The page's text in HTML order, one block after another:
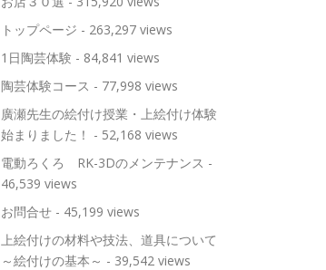
トップページ - 263,297 views
1日陶芸体験 - 84,841 views
陶芸体験コース - 77,998 views
廣瀬先生の絵付け授業・上絵付け体験
始まりました！ - 52,168 views
電動ろくろ RK-3Dのメンテナンス -
46,539 views
お問合せ - 45,199 views
上絵付けの材料や技法、道具について
～絵付けの基本～ - 39,542 views